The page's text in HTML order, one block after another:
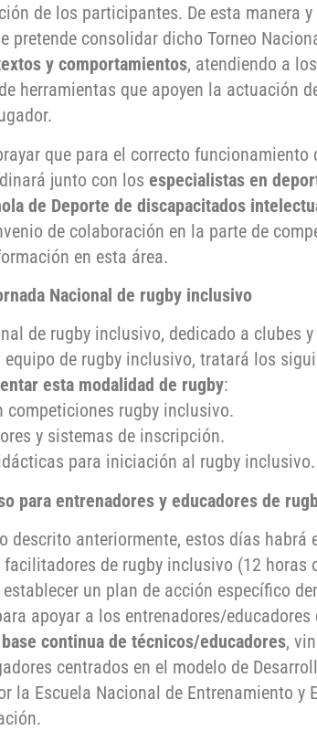
de los participantes. De esta manera
pretende consolidar dicho Torneo
y comportamientos, atendiendo a
herramientas que apoyen la actuación
que para el correcto funcionamiento
junto con los especialistas en
de Deporte de discapacitados
de colaboración en la parte de
en esta área.
Nacional de rugby inclusivo
de rugby inclusivo, dedicado a clubes
equipo de rugby inclusivo, tratará los
esta modalidad de rugby:
competiciones rugby inclusivo.
y sistemas de inscripción.
para iniciación al rugby inclusivo.
para entrenadores y educadores de
descrito anteriormente, estos días habrá
facilitadores de rugby inclusivo (12 horas
un plan de acción específico
apoyar a los entrenadores/
continua de técnicos/educadores,
centrados en el modelo de
la Escuela Nacional de Entrenamiento y